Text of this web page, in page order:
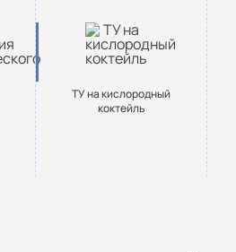
ТУ на кислородный
коктейль